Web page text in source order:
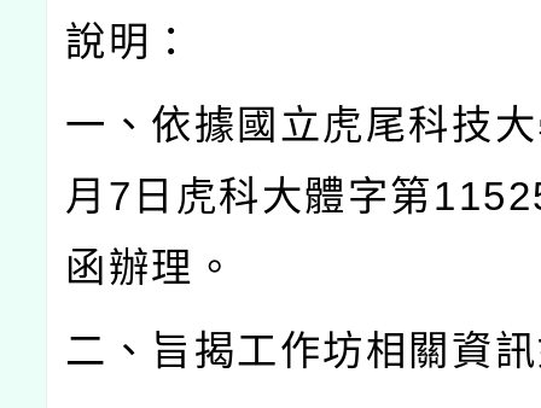
說明：
一、依據國立虎尾科技
月 7 日虎科大體字第
函辦理。
二、旨揭工作坊相關資